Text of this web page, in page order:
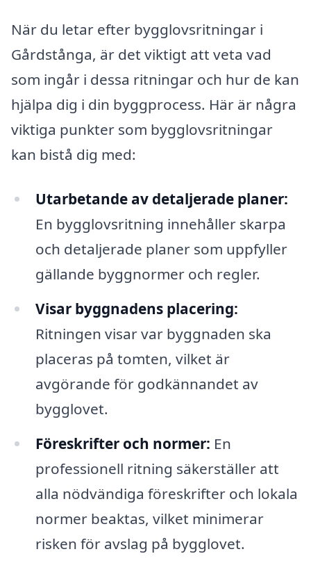
När du letar efter bygglovsritningar i
Gårdstånga, är det viktigt att veta vad
som ingår i dessa ritningar och hur de kan
hjälpa dig i din byggprocess. Här är några
viktiga punkter som bygglovsritningar
kan bistå dig med:
Utarbetande av detaljerade planer:
En bygglovsritning innehåller skarpa
och detaljerade planer som uppfyller
gällande byggnormer och regler.
Visar byggnadens placering:
Ritningen visar var byggnaden ska
placeras på tomten, vilket är
avgörande för godkännandet av
bygglovet.
Föreskrifter och normer: En
professionell ritning säkerställer att
alla nödvändiga föreskrifter och lokala
normer beaktas, vilket minimerar
risken för avslag på bygglovet.